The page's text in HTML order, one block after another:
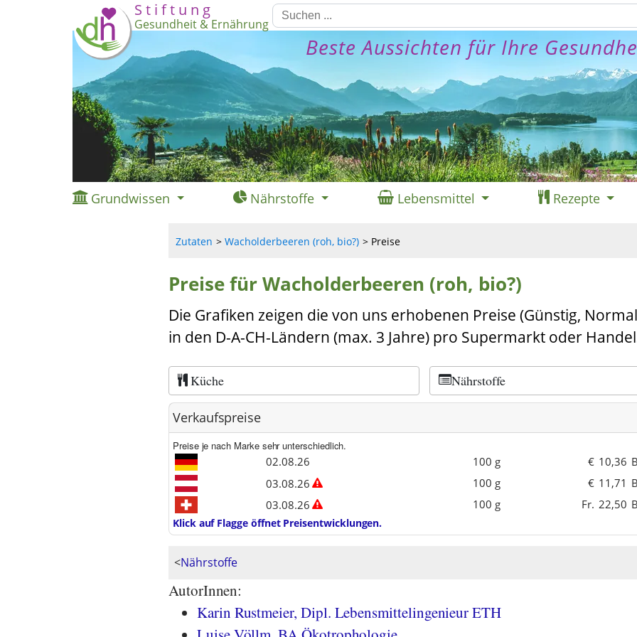
S t i f t u n g
Gesundheit & Ernährung
Beste Aussichten für Ihre
Grundwissen Nährstoffe Lebensmittel Rezepte
Zutaten Wacholderbeeren (roh, bio?) Preise
Preise für Wacholderbeeren (roh, bio?)
Die Grafiken zeigen die von uns erhobenen Preise (Günstig,
in den D-A-CH-Ländern (max. 3 Jahre) pro Supermarkt oder
Küche Nährstoffe
Verkaufspreise
Preise je nach Marke sehr unterschiedlich.
06.08.26 100 g € 10,36
06.08.26
100 g € 14,24
07.08.26
100 g Fr. 22,50
Klick auf Flagge öffnet Preisentwicklungen.
<Nährstoffe
AutorInnen:
Karin Rustmeier, Dipl. Lebensmittelingenieur ETH